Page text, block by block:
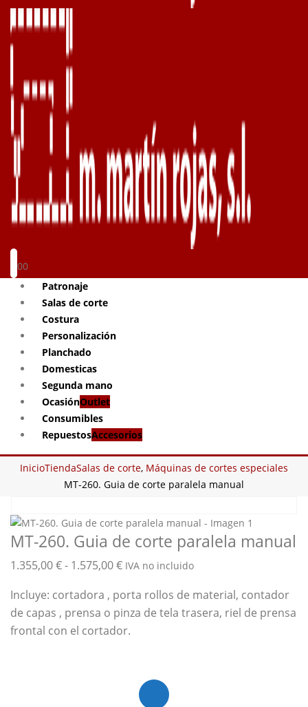
00
Patronaje
Salas de corte
Costura
Personalización
Planchado
Domesticas
Segunda mano
OcasiónOutlet
Consumibles
RepuestosAccesorios
InicioTiendaSalas de corte, Máquinas de cortes especiales
MT-260. Guia de corte paralela manual
MT-260. Guia de corte paralela manual
1.355,00€- 1.575,00€Rango
precios:
desde
1.355,00 €
IVA no incluido
Incluye: cortadora , porta rollos de material, contador
de capas , prensa o pinza de tela trasera, riel de prensa
frontal con el cortador.